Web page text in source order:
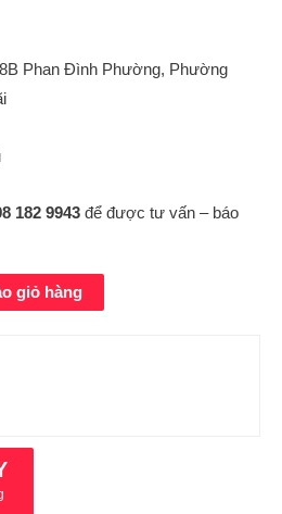
Phan Đình Phường, Phường
182 9943 để được tư vấn – báo
giỏ hàng